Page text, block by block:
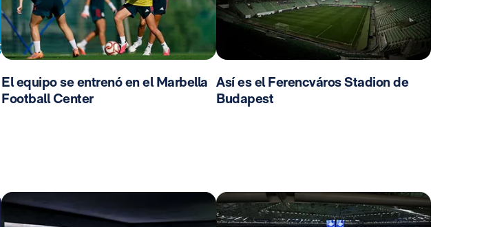
El equipo se entrenó en el Marbella
Football Center
Así es el Ferencváros Stadion de
Budapest